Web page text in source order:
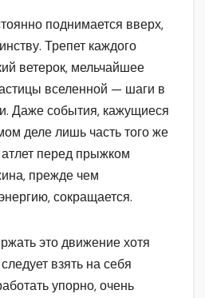
поднимается вверх,
Трепет каждого
ветерок, мельчайшее
вселенной — шаги в
Даже события, кажущиеся
деле лишь часть того же
перед прыжком
прежде чем
сокращается.
это движение хотя
взять на себя
упорно, очень